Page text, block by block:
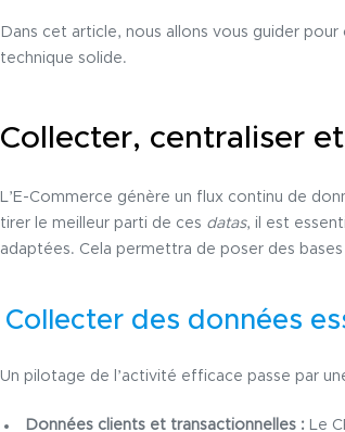
Dans cet article, nous allons vous guider
technique solide.
Collecter, centraliser
L’E-Commerce génère un flux continu de
tirer le meilleur parti de ces datas, il est
adaptées. Cela permettra de poser des
Collecter des données
Un pilotage de l’activité efficace passe par
Données clients et transactionnelles : Le